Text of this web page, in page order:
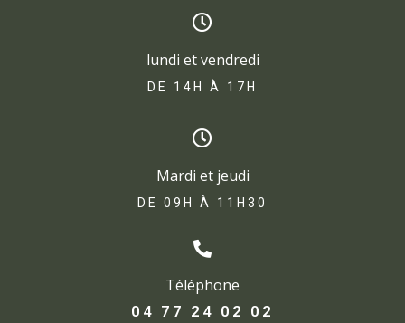
lundi et vendredi
DE 14H À 17H​
Mardi et jeudi
DE 09H À 11H30
Téléphone
04 77 24 02 02